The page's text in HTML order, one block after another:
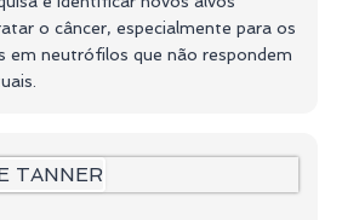
o câncer, especialmente para os
em neutrófilos que não respondem